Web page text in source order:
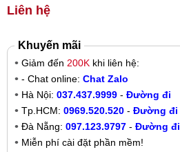
Liên hệ
Khuyến mãi
Giảm đến 200K khi liên hệ:
- Chat online: Chat Zalo
Hà Nội: 037.437.9999 - Đường đi
Tp.HCM: 0969.520.520 - Đường đi
Đà Nẵng: 097.123.9797 - Đường đi
Miễn phí cài đặt phần mềm!